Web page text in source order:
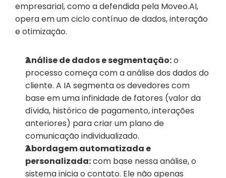
empresarial, como a defendida pela Moveo.AI,
opera em um ciclo contínuo de dados, interação
e otimização.
Análise de dados e segmentação: o
processo começa com a análise dos dados do
cliente. A IA segmenta os devedores com
base em uma infinidade de fatores (valor da
dívida, histórico de pagamento, interações
anteriores) para criar um plano de
comunicação individualizado.
Abordagem automatizada e
personalizada: com base nessa análise, o
sistema inicia o contato. Ele não apenas